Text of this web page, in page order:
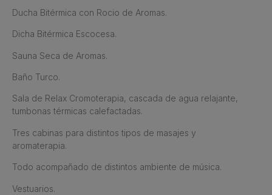
Ducha Bitérmica con Rocio de Aromas.
Dicha Bitérmica Escocesa.
Sauna Seca de Aromas.
Baño Turco.
Sala de Relax Cromoterapia, cascada de agua relajante,
tumbonas térmicas calefactadas.
Tres cabinas para distintos tipos de masajes y
aromaterapia.
Todo acompañado de distintos ambiente de música.
Vestuarios.